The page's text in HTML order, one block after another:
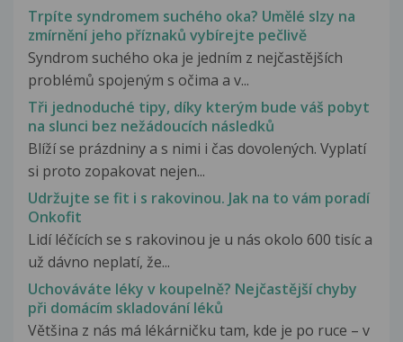
Trpíte syndromem suchého oka? Umělé slzy na
zmírnění jeho příznaků vybírejte pečlivě
Syndrom suchého oka je jedním z nejčastějších
problémů spojeným s očima a v...
Tři jednoduché tipy, díky kterým bude váš pobyt
na slunci bez nežádoucích následků
Blíží se prázdniny a s nimi i čas dovolených. Vyplatí
si proto zopakovat nejen...
Udržujte se fit i s rakovinou. Jak na to vám poradí
Onkofit
Lidí léčících se s rakovinou je u nás okolo 600 tisíc a
už dávno neplatí, že...
Uchováváte léky v koupelně? Nejčastější chyby
při domácím skladování léků
Většina z nás má lékárničku tam, kde je po ruce – v